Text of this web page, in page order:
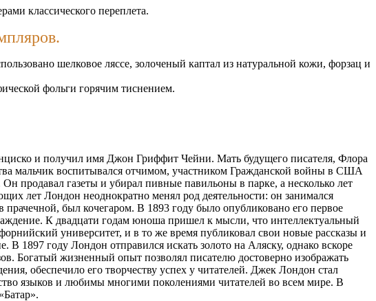
классического переплета.
шелковое ляссе, золоченый каптал из натуральной кожи, форзац и
фольги горячим тиснением.
и получил имя Джон Гриффит Чейни. Мать будущего писателя, Флора
мальчик воспитывался отчимом, участником Гражданской войны в США
продавал газеты и убирал пивные павильоны в парке, а несколько лет
лет Лондон неоднократно менял род деятельности: он занимался
был кочегаром. В 1893 году было опубликовано его первое
К двадцати годам юноша пришел к мысли, что интеллектуальный
университет, и в то же время публиковал свои новые рассказы и
1897 году Лондон отправился искать золото на Аляску, однако вскоре
Богатый жизненный опыт позволял писателю достоверно изображать
обеспечило его творчеству успех у читателей. Джек Лондон стал
языков и любимы многими поколениями читателей во всем мире. В